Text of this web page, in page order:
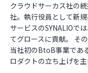
クラウドサーカス社の
社。執行役員として新
サービスのSYNALIOで
てグロースに貢献。 そ
当社初のBtoB事業であ
ロダクトの立ち上げを主